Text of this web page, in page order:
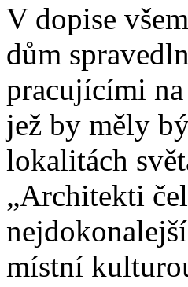
V dopise
dům
pracujícími
jež by měly
lokalitách
„Architekti
místní